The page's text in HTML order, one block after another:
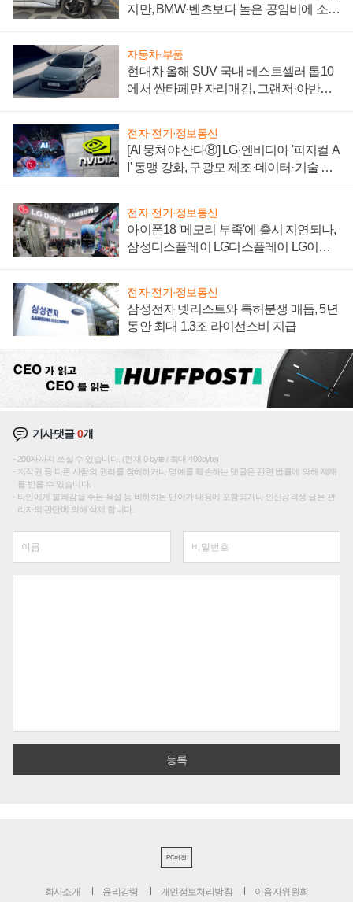
지만, BMW·벤츠보다 높은 공임비에 소비
자동차·부품
현대차 올해 SUV 국내 베스트셀러 톱10
에서 싼타페만 자리매김, 그랜저·아반떼
전자·전기·정보통신
[AI 뭉쳐야 산다⑧] LG·엔비디아 '피지컬 A
I' 동맹 강화, 구광모 제조·데이터·기술 결
전자·전기·정보통신
아이폰18 '메모리 부족'에 출시 지연되나,
삼성디스플레이 LG디스플레이 LG이노
전자·전기·정보통신
삼성전자 넷리스트와 특허분쟁 매듭, 5년
동안 최대 1.3조 라이선스비 지급
기사댓글0개
200자까지 쓰실 수 있습니다. (현재 0 byte / 최대 400byte)
저작권 등 다른 사람의 권리를 침해하거나 명예를 훼손하는 댓글은 관련 법률에 의해 제재
를 받을 수 있습니다.
타인에게 불쾌감을 주는 욕설 등 비하하는 단어가 내용에 포함되거나 인신공격성 글은 관
리자의 판단에 의해 삭제 합니다.
PC버전
회사소개 윤리강령 개인정보처리방침 이용자위원회